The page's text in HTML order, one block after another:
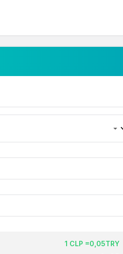
aracını kullanarak
1 CLP =0,05TRY